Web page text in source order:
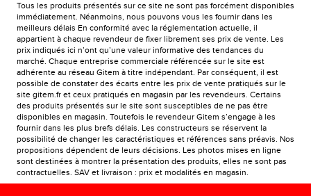
Tous les produits présentés sur ce site ne sont pas forcément disponibles
immédiatement. Néanmoins, nous pouvons vous les fournir dans les
meilleurs délais En conformité avec la réglementation actuelle, il
appartient à chaque revendeur de fixer librement ses prix de vente. Les
prix indiqués ici n’ont qu’une valeur informative des tendances du
marché. Chaque entreprise commerciale référencée sur le site est
adhérente au réseau Gitem à titre indépendant. Par conséquent, il est
possible de constater des écarts entre les prix de vente pratiqués sur le
site gitem.fr et ceux pratiqués en magasin par les revendeurs. Certains
des produits présentés sur le site sont susceptibles de ne pas être
disponibles en magasin. Toutefois le revendeur Gitem s’engage à les
fournir dans les plus brefs délais. Les constructeurs se réservent la
possibilité de changer les caractéristiques et références sans préavis. Nos
propositions dépendent de leurs décisions. Les photos mises en ligne
sont destinées à montrer la présentation des produits, elles ne sont pas
contractuelles. SAV et livraison : prix et modalités en magasin.